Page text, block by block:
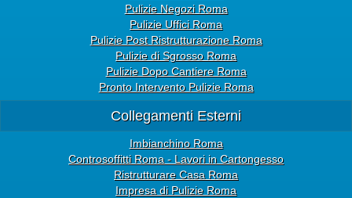
Pulizie Negozi Roma
Pulizie Uffici Roma
Pulizie Post Ristrutturazione Roma
Pulizie di Sgrosso Roma
Pulizie Dopo Cantiere Roma
Pronto Intervento Pulizie Roma
Collegamenti Esterni
Imbianchino Roma
Controsoffitti Roma - Lavori in Cartongesso
Ristrutturare Casa Roma
Impresa di Pulizie Roma